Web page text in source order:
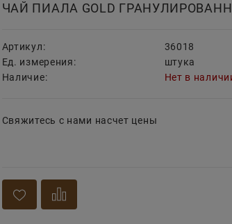
ЧАЙ ПИАЛА GOLD
Артикул:
36018
Ед. измерения:
штука
Наличие:
Нет в
Свяжитесь с нами насчет цены